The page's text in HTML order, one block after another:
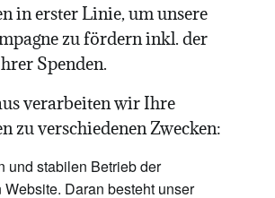
in erster Linie, um unsere
zu fördern inkl. der
Spenden.
verarbeiten wir Ihre
zu verschiedenen Zwecken:
und stabilen Betrieb der
Daran besteht unser